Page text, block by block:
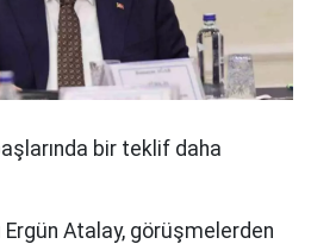
bir teklif daha
Ergün Atalay, görüşmelerden